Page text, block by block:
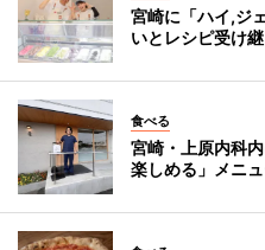
宮崎に「ハイ,ジ
いとレシピ受け
食べる
宮崎・上原内科
楽しめる」メニ